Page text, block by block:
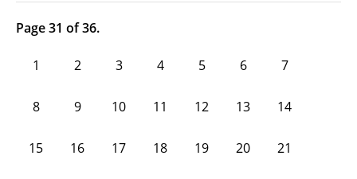
Page 31 of 36.
1 2 3 4 5 6 7
8 9 10 11 12 13 14
15 16 17 18 19 20 21